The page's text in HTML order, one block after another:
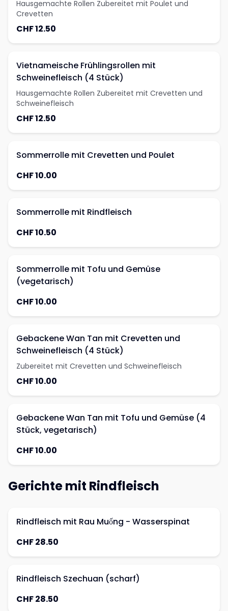
Hausgemachte Rollen Zubereitet mit Poulet und
Crevetten
CHF 12.50
Vietnameische Frühlingsrollen mit
Schweinefleisch (4 Stück)
Hausgemachte Rollen Zubereitet mit Crevetten und
Schweinefleisch
CHF 12.50
Sommerrolle mit Crevetten und Poulet
CHF 10.00
Sommerrolle mit Rindfleisch
CHF 10.50
Sommerrolle mit Tofu und Gemüse
(vegetarisch)
CHF 10.00
Gebackene Wan Tan mit Crevetten und
Schweinefleisch (4 Stück)
Zubereitet mit Crevetten und Schweinefleisch
CHF 10.00
Gebackene Wan Tan mit Tofu und Gemüse (4
Stück, vegetarisch)
CHF 10.00
Gerichte mit Rindfleisch
Rindfleisch mit Rau Muống - Wasserspinat
CHF 28.50
Rindfleisch Szechuan (scharf)
CHF 28.50